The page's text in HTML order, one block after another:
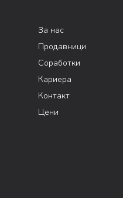
За нас
Продавници
Соработки
Кариера
Контакт
Цени